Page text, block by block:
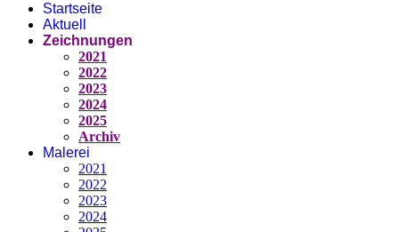
Startseite
Aktuell
Zeichnungen
2021
2022
2023
2024
2025
Archiv
Malerei
2021
2022
2023
2024